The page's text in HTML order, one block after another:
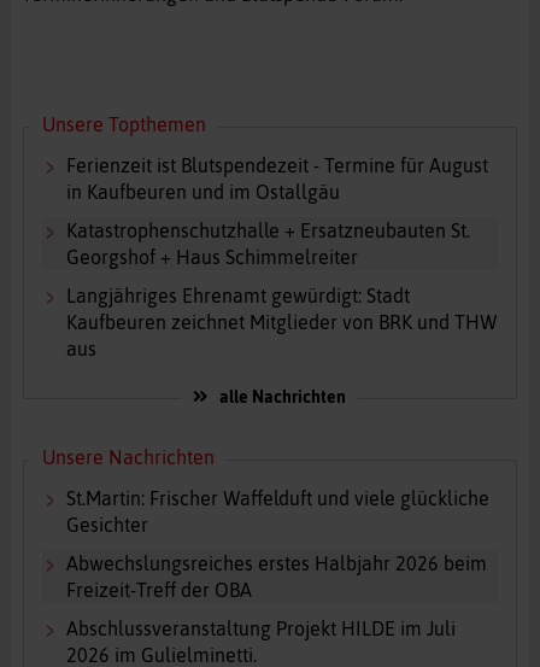
Unsere Topthemen
Ferienzeit ist Blutspendezeit - Termine für August
in Kaufbeuren und im Ostallgäu
Katastrophenschutzhalle + Ersatzneubauten St.
Georgshof + Haus Schimmelreiter
Langjähriges Ehrenamt gewürdigt: Stadt
Kaufbeuren zeichnet Mitglieder von BRK und THW
aus
alle Nachrichten
Unsere Nachrichten
St.Martin: Frischer Waffelduft und viele glückliche
Gesichter
Abwechslungsreiches erstes Halbjahr 2026 beim
Freizeit-Treff der OBA
Abschlussveranstaltung Projekt HILDE im Juli
2026 im Gulielminetti.